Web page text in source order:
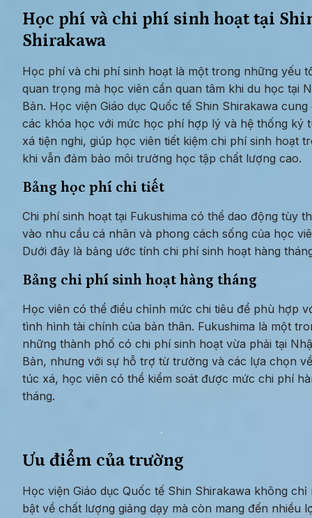
Học phí và chi phí sinh hoạt tại
Shirakawa
Học phí và chi phí sinh hoạt là một trong những yếu
quan trọng mà học viên cần quan tâm khi du học tại
Bản. Học viện Giáo dục Quốc tế Shin Shirakawa cung
các khóa học với mức học phí hợp lý và hệ thống ký
xá tiện nghi, giúp học viên tiết kiệm chi phí sinh hoạt
khi vẫn đảm bảo môi trường học tập chất lượng cao.
Bảng học phí chi tiết
Chi phí sinh hoạt tại Fukushima có thể dao động tùy
vào nhu cầu cá nhân và phong cách sống của học
Dưới đây là bảng ước tính chi phí sinh hoạt hàng
Bảng chi phí sinh hoạt hàng tháng
Học viên có thể điều chỉnh mức chi tiêu để phù hợp
tình hình tài chính của bản thân. Fukushima là một
những thành phố có chi phí sinh hoạt vừa phải tại
Bản, nhưng với sự hỗ trợ từ trường và các lựa chọn
túc xá, học viên có thể kiểm soát được mức chi phí
tháng.
Ưu điểm của trường
Học viện Giáo dục Quốc tế Shin Shirakawa không chỉ
bật về chất lượng giảng dạy mà còn mang đến nhiều